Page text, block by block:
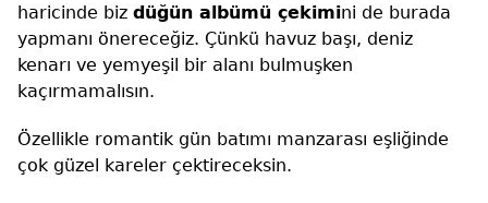
haricinde biz düğün albümü çekimini de burada
yapmanı önereceğiz. Çünkü havuz başı, deniz
kenarı ve yemyeşil bir alanı bulmuşken
kaçırmamalısın.
Özellikle romantik gün batımı manzarası eşliğinde
çok güzel kareler çektireceksin.